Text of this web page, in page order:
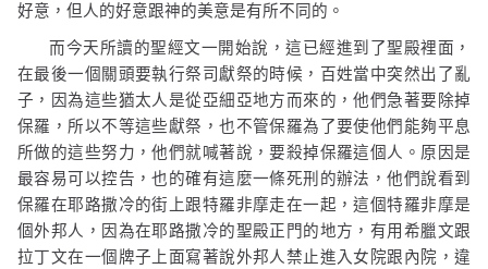
好意，但人的好意跟神的美意是有所不同的。
而今天所讀的聖經文一開始說，這已經進到了聖殿裡面，
在最後一個關頭要執行祭司獻祭的時候，百姓當中突然出了亂
子，因為這些猶太人是從亞細亞地方而來的，他們急著要除掉
保羅，所以不等這些獻祭，也不管保羅為了要使他們能夠平息
所做的這些努力，他們就喊著說，要殺掉保羅這個人。原因是
最容易可以控告，也的確有這麼一條死刑的辦法，他們說看到
保羅在耶路撒冷的街上跟特羅非摩走在一起，這個特羅非摩是
個外邦人，因為在耶路撒冷的聖殿正門的地方，有用希臘文跟
拉丁文在一個牌子上面寫著說外邦人禁止進入女院跟內院，違